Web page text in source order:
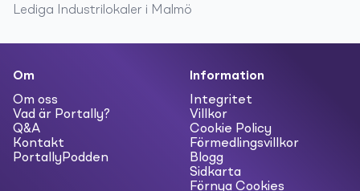
Lediga Industrilokaler i Malmö
Om
Om oss
Vad är Portally?
Q&A
Kontakt
PortallyPodden
Information
Integritet
Villkor
Cookie Policy
Förmedlingsvillkor
Blogg
Sidkarta
Förnya Cookies